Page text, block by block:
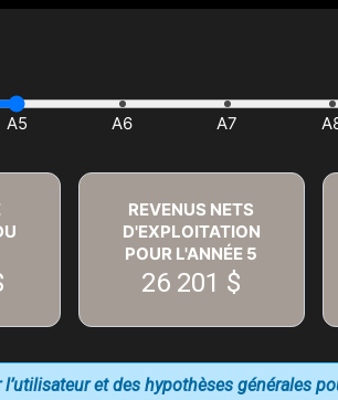
REVENUS NETS
D'EXPLOITATION
POUR L'ANNÉE 5
26 201 $
et des hypothèses générales